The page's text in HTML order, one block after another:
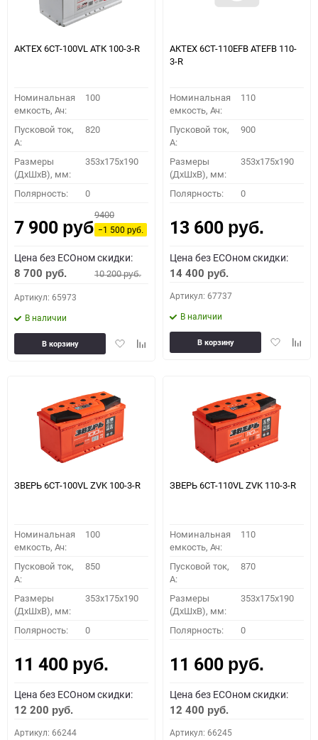
АКТЕХ 6СТ-100VL АТК 100-3-R
Номинальная
емкость, Ач:
100
Пусковой ток,
A:
820
Размеры
(ДхШхВ), мм:
353x175x190
Полярность: 0
7 900 руб.
9400
−1 500руб.
Цена без ECOном скидки:
8 700 руб. 10 200руб.
Артикул: 65973
В наличии
ДобавитьДобавить
В корзину
АКТЕХ 6СТ-110EFB ATEFB 110-
3-R
Номинальная
емкость, Ач:
110
Пусковой ток,
A:
900
Размеры
(ДхШхВ), мм:
353x175x190
Полярность: 0
13 600 руб.
Цена без ECOном скидки:
14 400 руб.
Артикул: 67737
В наличии
Добавить
В корзину
ЗВЕРЬ 6СТ-100VL ZVK 100-3-R
Номинальная
емкость, Ач:
100
Пусковой ток,
A:
850
Размеры
(ДхШхВ), мм:
353x175x190
Полярность: 0
11 400 руб.
Цена без ECOном скидки:
12 200 руб.
Артикул: 66244
ЗВЕРЬ 6СТ-110VL ZVK 110-3-R
Номинальная
емкость, Ач:
110
Пусковой ток,
A:
870
Размеры
(ДхШхВ), мм:
353x175x190
Полярность: 0
11 600 руб.
Цена без ECOном скидки:
12 400 руб.
Артикул: 66245